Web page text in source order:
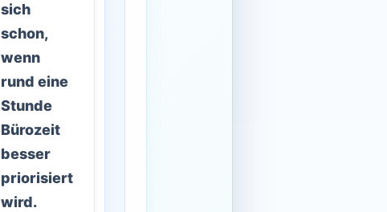
sich
schon,
wenn
rund eine
Stunde
Bürozeit
besser
priorisiert
wird.